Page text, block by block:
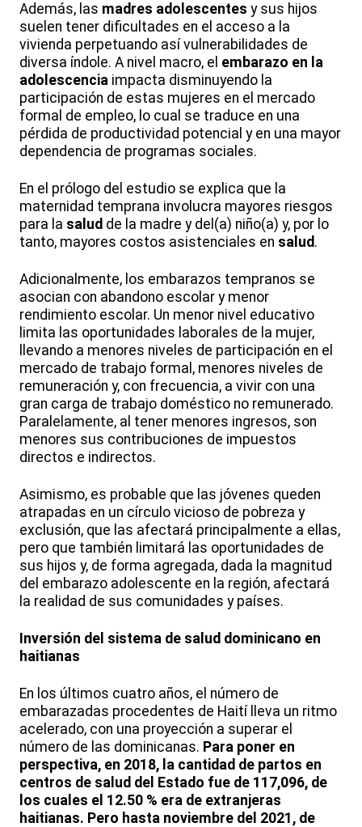
Además, las madres adolescentes y sus hijos
suelen tener dificultades en el acceso a la
vivienda perpetuando así vulnerabilidades de
diversa índole. A nivel macro, el embarazo en la
adolescencia impacta disminuyendo la
participación de estas mujeres en el mercado
formal de empleo, lo cual se traduce en una
pérdida de productividad potencial y en una mayor
dependencia de programas sociales.
En el prólogo del estudio se explica que la
maternidad temprana involucra mayores riesgos
para la salud de la madre y del(a) niño(a) y, por lo
tanto, mayores costos asistenciales en salud.
Adicionalmente, los embarazos tempranos se
asocian con abandono escolar y menor
rendimiento escolar. Un menor nivel educativo
limita las oportunidades laborales de la mujer,
llevando a menores niveles de participación en el
mercado de trabajo formal, menores niveles de
remuneración y, con frecuencia, a vivir con una
gran carga de trabajo doméstico no remunerado.
Paralelamente, al tener menores ingresos, son
menores sus contribuciones de impuestos
directos e indirectos.
Asimismo, es probable que las jóvenes queden
atrapadas en un círculo vicioso de pobreza y
exclusión, que las afectará principalmente a ellas,
pero que también limitará las oportunidades de
sus hijos y, de forma agregada, dada la magnitud
del embarazo adolescente en la región, afectará
la realidad de sus comunidades y países.
Inversión del sistema de salud dominicano en
haitianas
En los últimos cuatro años, el número de
embarazadas procedentes de Haití lleva un ritmo
acelerado, con una proyección a superar el
número de las dominicanas. Para poner en
perspectiva, en 2018, la cantidad de partos en
centros de salud del Estado fue de 117,096, de
los cuales el 12.50 % era de extranjeras
haitianas. Pero hasta noviembre del 2021, de